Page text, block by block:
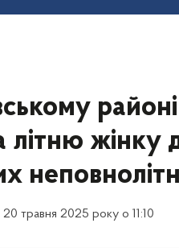
районі
літню жінку
травня 2025 року о 11:10